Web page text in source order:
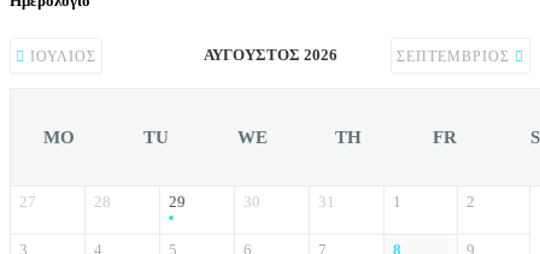
ΙΟΎΛΙΟΣ ΑΎΓΟΥΣΤΟΣ 2026 ΣΕΠΤΈΜΒΡΙΟΣ
MO TU WE TH FR
27 28 29 30 31 1 2
3 4 5 6 7 8 9